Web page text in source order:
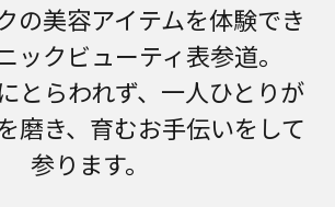
の美容アイテムを体験でき
ックビューティ表参道。
とらわれず、一人ひとりが
磨き、育むお手伝いをして
参ります。